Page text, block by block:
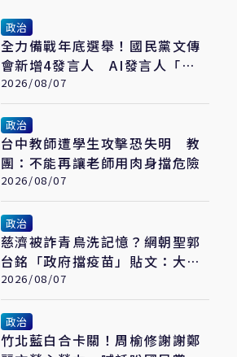
政治
全力備戰年底選舉！國民黨文傳
會新增4發言人 AI發言人「鄭
小文」亮相
2026/08/07
政治
台中教師遭學生攻擊恐失明 教
團：不能再讓老師用肉身擋危險
2026/08/07
政治
慈濟被詐青鳥洗記憶？網朝聖郭
台銘「政府擋疫苗」貼文：大小
姐說不要買
2026/08/07
政治
竹北藍白合卡關！周榆修謝謝鄭